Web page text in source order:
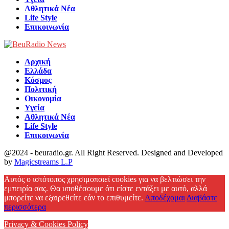
Αθλητικά Νέα
Life Style
Επικοινωνία
Αρχική
Ελλάδα
Κόσμος
Πολιτική
Οικονομία
Υγεία
Αθλητικά Νέα
Life Style
Επικοινωνία
@2024 - beuradio.gr. All Right Reserved. Designed and Developed
by Magicstreams L.P
Αυτός ο ιστότοπος χρησιμοποιεί cookies για να βελτιώσει την
εμπειρία σας. Θα υποθέσουμε ότι είστε εντάξει με αυτό, αλλά
μπορείτε να εξαιρεθείτε εάν το επιθυμείτε. Αποδέχομαι Διαβάστε
περισσότερα
Privacy & Cookies Policy